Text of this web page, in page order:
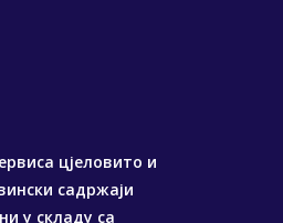
цјеловито и
садржаји
у складу са